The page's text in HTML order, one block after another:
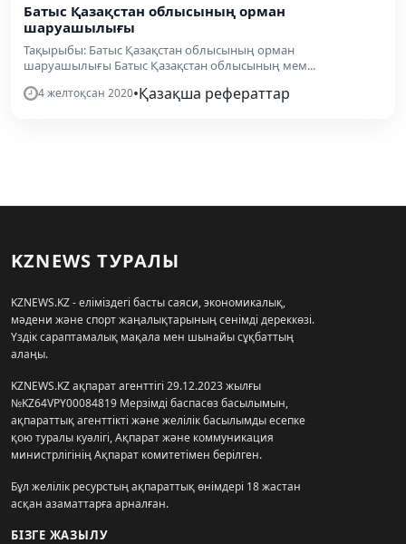
Батыс Қазақстан облысының орман
шаруашылығы
Тақырыбы: Батыс Қазақстан облысының орман
шаруашылығы Батыс Қазақстан облысының мем...
4 желтоқсан 2020•Қазақша рефераттар
KZNEWS ТУРАЛЫ
KZNEWS.KZ - еліміздегі басты саяси, экономикалық,
мәдени және спорт жаңалықтарының сенімді дереккөзі.
Үздік сараптамалық мақала мен шынайы сұқбаттың
алаңы.
KZNEWS.KZ ақпарат агенттігі 29.12.2023 жылғы
№KZ64VPY00084819 Мерзімді баспасөз басылымын,
ақпараттық агенттікті және желілік басылымды есепке
қою туралы куәлігі, Ақпарат және коммуникация
министрлігінің Ақпарат комитетімен берілген.
Бұл желілік ресурстың ақпараттық өнімдері 18 жастан
асқан азаматтарға арналған.
БІЗГЕ ЖАЗЫЛУ